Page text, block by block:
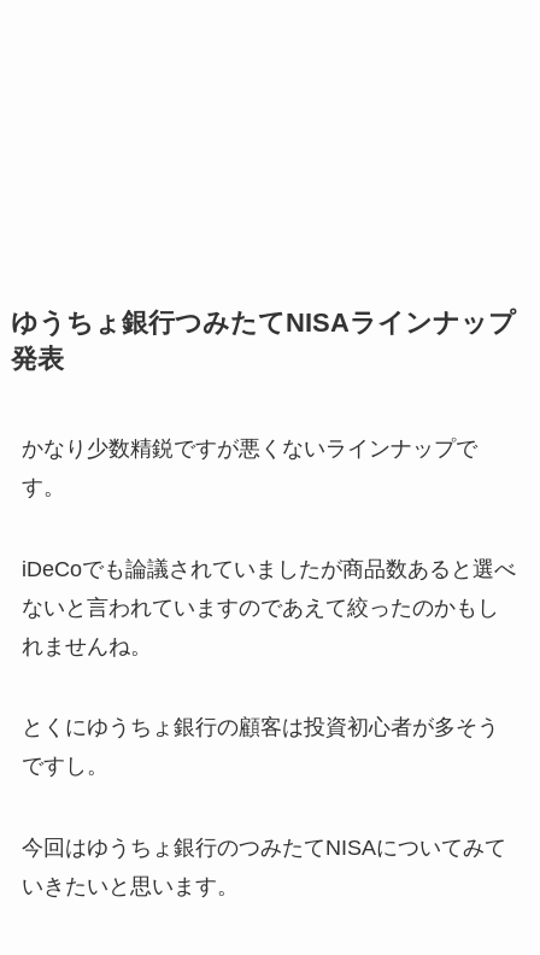
ゆうちょ銀行つみたてNISAラインナップ
発表
かなり少数精鋭ですが悪くないラインナップで
す。
iDeCoでも論議されていましたが商品数あると選べ
ないと言われていますのであえて絞ったのかもし
れませんね。
とくにゆうちょ銀行の顧客は投資初心者が多そう
ですし。
今回はゆうちょ銀行のつみたてNISAについてみて
いきたいと思います。